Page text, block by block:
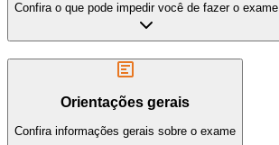
Confira o que pode impedir você de fazer o exame
Orientações gerais
Confira informações gerais sobre o exame